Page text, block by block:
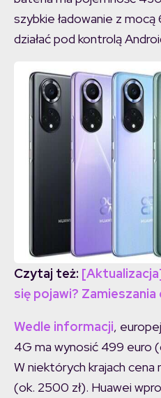
szybkie ładowanie z
działać pod kontrolą
Czytaj też:
się pojawi? Zamieszania
Wedle informacji,
4G ma wynosić 499 euro
W niektórych krajach
(ok. 2500 zł). Huawei